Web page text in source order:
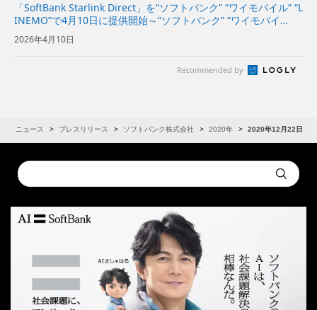
「SoftBank Starlink Direct」を“ソフトバンク” “ワイモバイル” “L
INEMO”で4月10日に提供開始～“ソフトバンク” “ワイモバイ
ル”で対象プランをご利用のお客さまは追加料金なしで利用可能
～ | 企業・IR |...
2026年4月10日
Recommended by
ニュース プレスリリース ソフトバンク株式会社 2020年 2020年12月22日
Conduct
a
Submit